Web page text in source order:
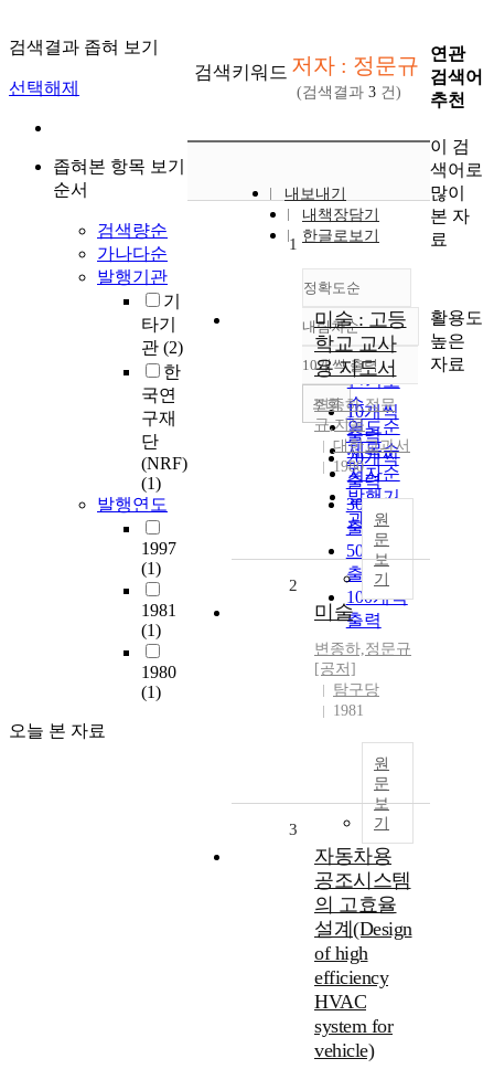
검색결과 좁혀 보기
선택해제
좁혀본 항목 보기
순서
검색량순
가나다순
발행기관
기
타기
관 (2)
한
국연
구재
단
(NRF)
(1)
발행연도
1997
(1)
1981
(1)
1980
(1)
오늘 본 자료
검색키워드 저자 : 정문규
(검색결과 3 건)
내보내기
내책장담기
한글로보기
정확도순
정확도
순
인기도
순
연도순
제목순
저자순
발행기
관순
내림차순
내림차순
10개씩 출력
10개씩
출력
20개씩
출력
30개씩
출력
50개씩
출력
100개씩
출력
조회
1
미술 : 고등
학교 교사
용 지도서
변종하,정문
규,지음
대한교과서
1980
원
문
보
기
2
미술
변종하,정문규
[공저]
탐구당
1981
원
문
보
기
3
자동차용
공조시스템
의 고효율
설계(Design
of high
efficiency
HVAC
system for
vehicle)
연관
검색어
추천
이 검
색어로
많이
본 자
료
활용도
높은
자료